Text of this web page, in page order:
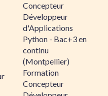
Concepteur
Développeur
d'Applications
Python - Bac+3 en
continu
(Montpellier)
Formation
Concepteur